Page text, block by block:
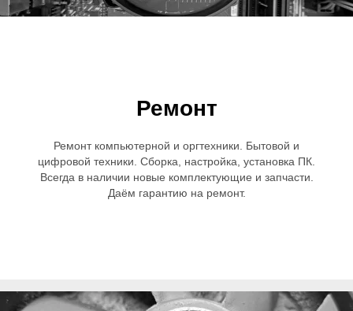
Ремонт
Ремонт компьютерной и оргтехники. Бытовой и
цифровой техники. Сборка, настройка, установка ПК.
Всегда в наличии новые комплектующие и запчасти.
Даём гарантию на ремонт.